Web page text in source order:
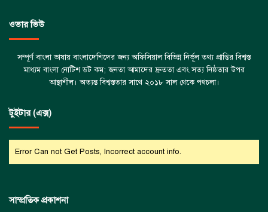
ওভার ভিউ
সম্পূর্ণ বাংলা ভাষায় বাংলাদেশিদের জন্য অফিসিয়াল বিভিন্ন নির্ভূল তথ্য প্রাপ্তির বিশ্বস্ত
মাধ্যম বাংলা নোটিশ ডট কম; জনতা আমাদের দ্রুততা এবং সত্য নিষ্ঠতার উপর
আস্থাশীল। অত্যন্ত বিশ্বস্ততার সাথে ২০১৮ সাল থেকে পথচলা।
টুইটার (এক্স)
Error Can not Get Posts, Incorrect account info.
সাম্প্রতিক প্রকাশনা